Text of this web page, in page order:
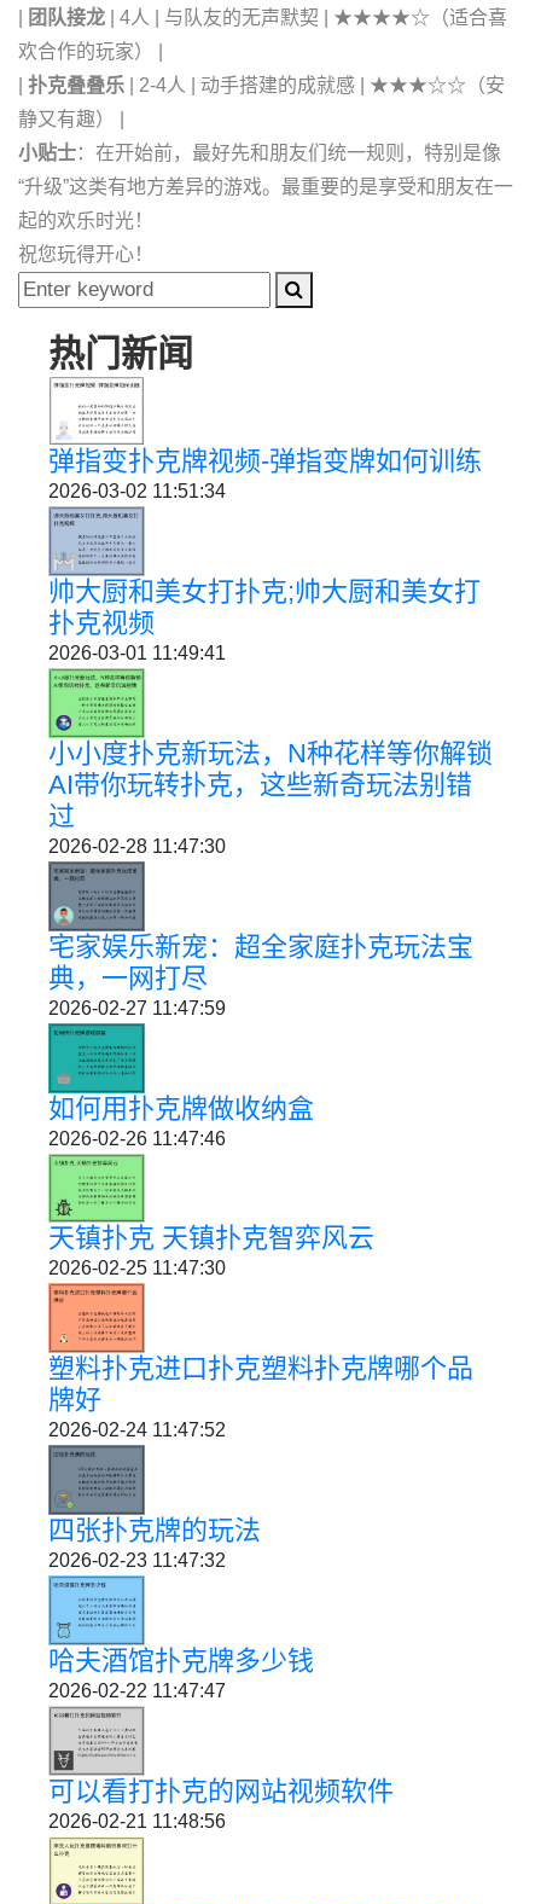
团队接龙 | 4人 | 与队友的无声默契 | ★★★★☆（适合喜
欢合作的玩家） |
扑克叠叠乐 | 2-4人 | 动手搭建的成就感 | ★★★☆☆（安
静又有趣） |
小贴士：在开始前，最好先和朋友们统一规则，特别是像
“升级”这类有地方差异的游戏。最重要的是享受和朋友在一
起的欢乐时光！
祝您玩得开心！
热门新闻
弹指变扑克牌视频-弹指变牌如何训练
2026-03-02 11:51:34
帅大厨和美女打扑克;帅大厨和美女打
扑克视频
2026-03-01 11:49:41
小小度扑克新玩法，N种花样等你解锁
AI带你玩转扑克，这些新奇玩法别错
过
2026-02-28 11:47:30
宅家娱乐新宠：超全家庭扑克玩法宝
典，一网打尽
2026-02-27 11:47:59
如何用扑克牌做收纳盒
2026-02-26 11:47:46
天镇扑克 天镇扑克智弈风云
2026-02-25 11:47:30
塑料扑克进口扑克塑料扑克牌哪个品
牌好
2026-02-24 11:47:52
四张扑克牌的玩法
2026-02-23 11:47:32
哈夫酒馆扑克牌多少钱
2026-02-22 11:47:47
可以看打扑克的网站视频软件
2026-02-21 11:48:56